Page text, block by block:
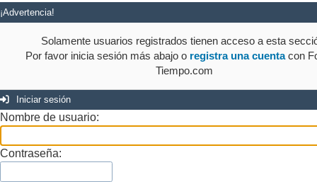
¡Advertencia!
Solamente usuarios registrados tienen acceso a esta
Por favor inicia sesión más abajo o registra una cuentacon
Tiempo.com
Iniciar sesión
Nombre de usuario:
Contraseña: